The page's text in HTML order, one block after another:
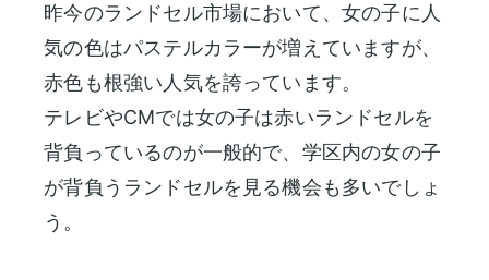
昨今のランドセル市場において、女の子に人
気の色はパステルカラーが増えていますが、
赤色も根強い人気を誇っています。
テレビやCMでは女の子は赤いランドセルを
背負っているのが一般的で、学区内の女の子
が背負うランドセルを見る機会も多いでしょ
う。